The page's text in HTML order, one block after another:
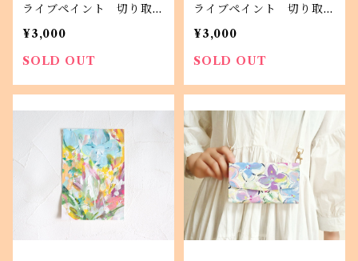
ライブペイント 切り取り
3
¥3,000
SOLD OUT
ライブペイント 切り取り
2
¥3,000
SOLD OUT